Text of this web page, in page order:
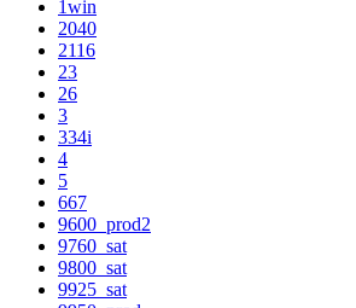
1win
2040
2116
23
26
3
334i
4
5
667
9600_prod2
9760_sat
9800_sat
9925_sat